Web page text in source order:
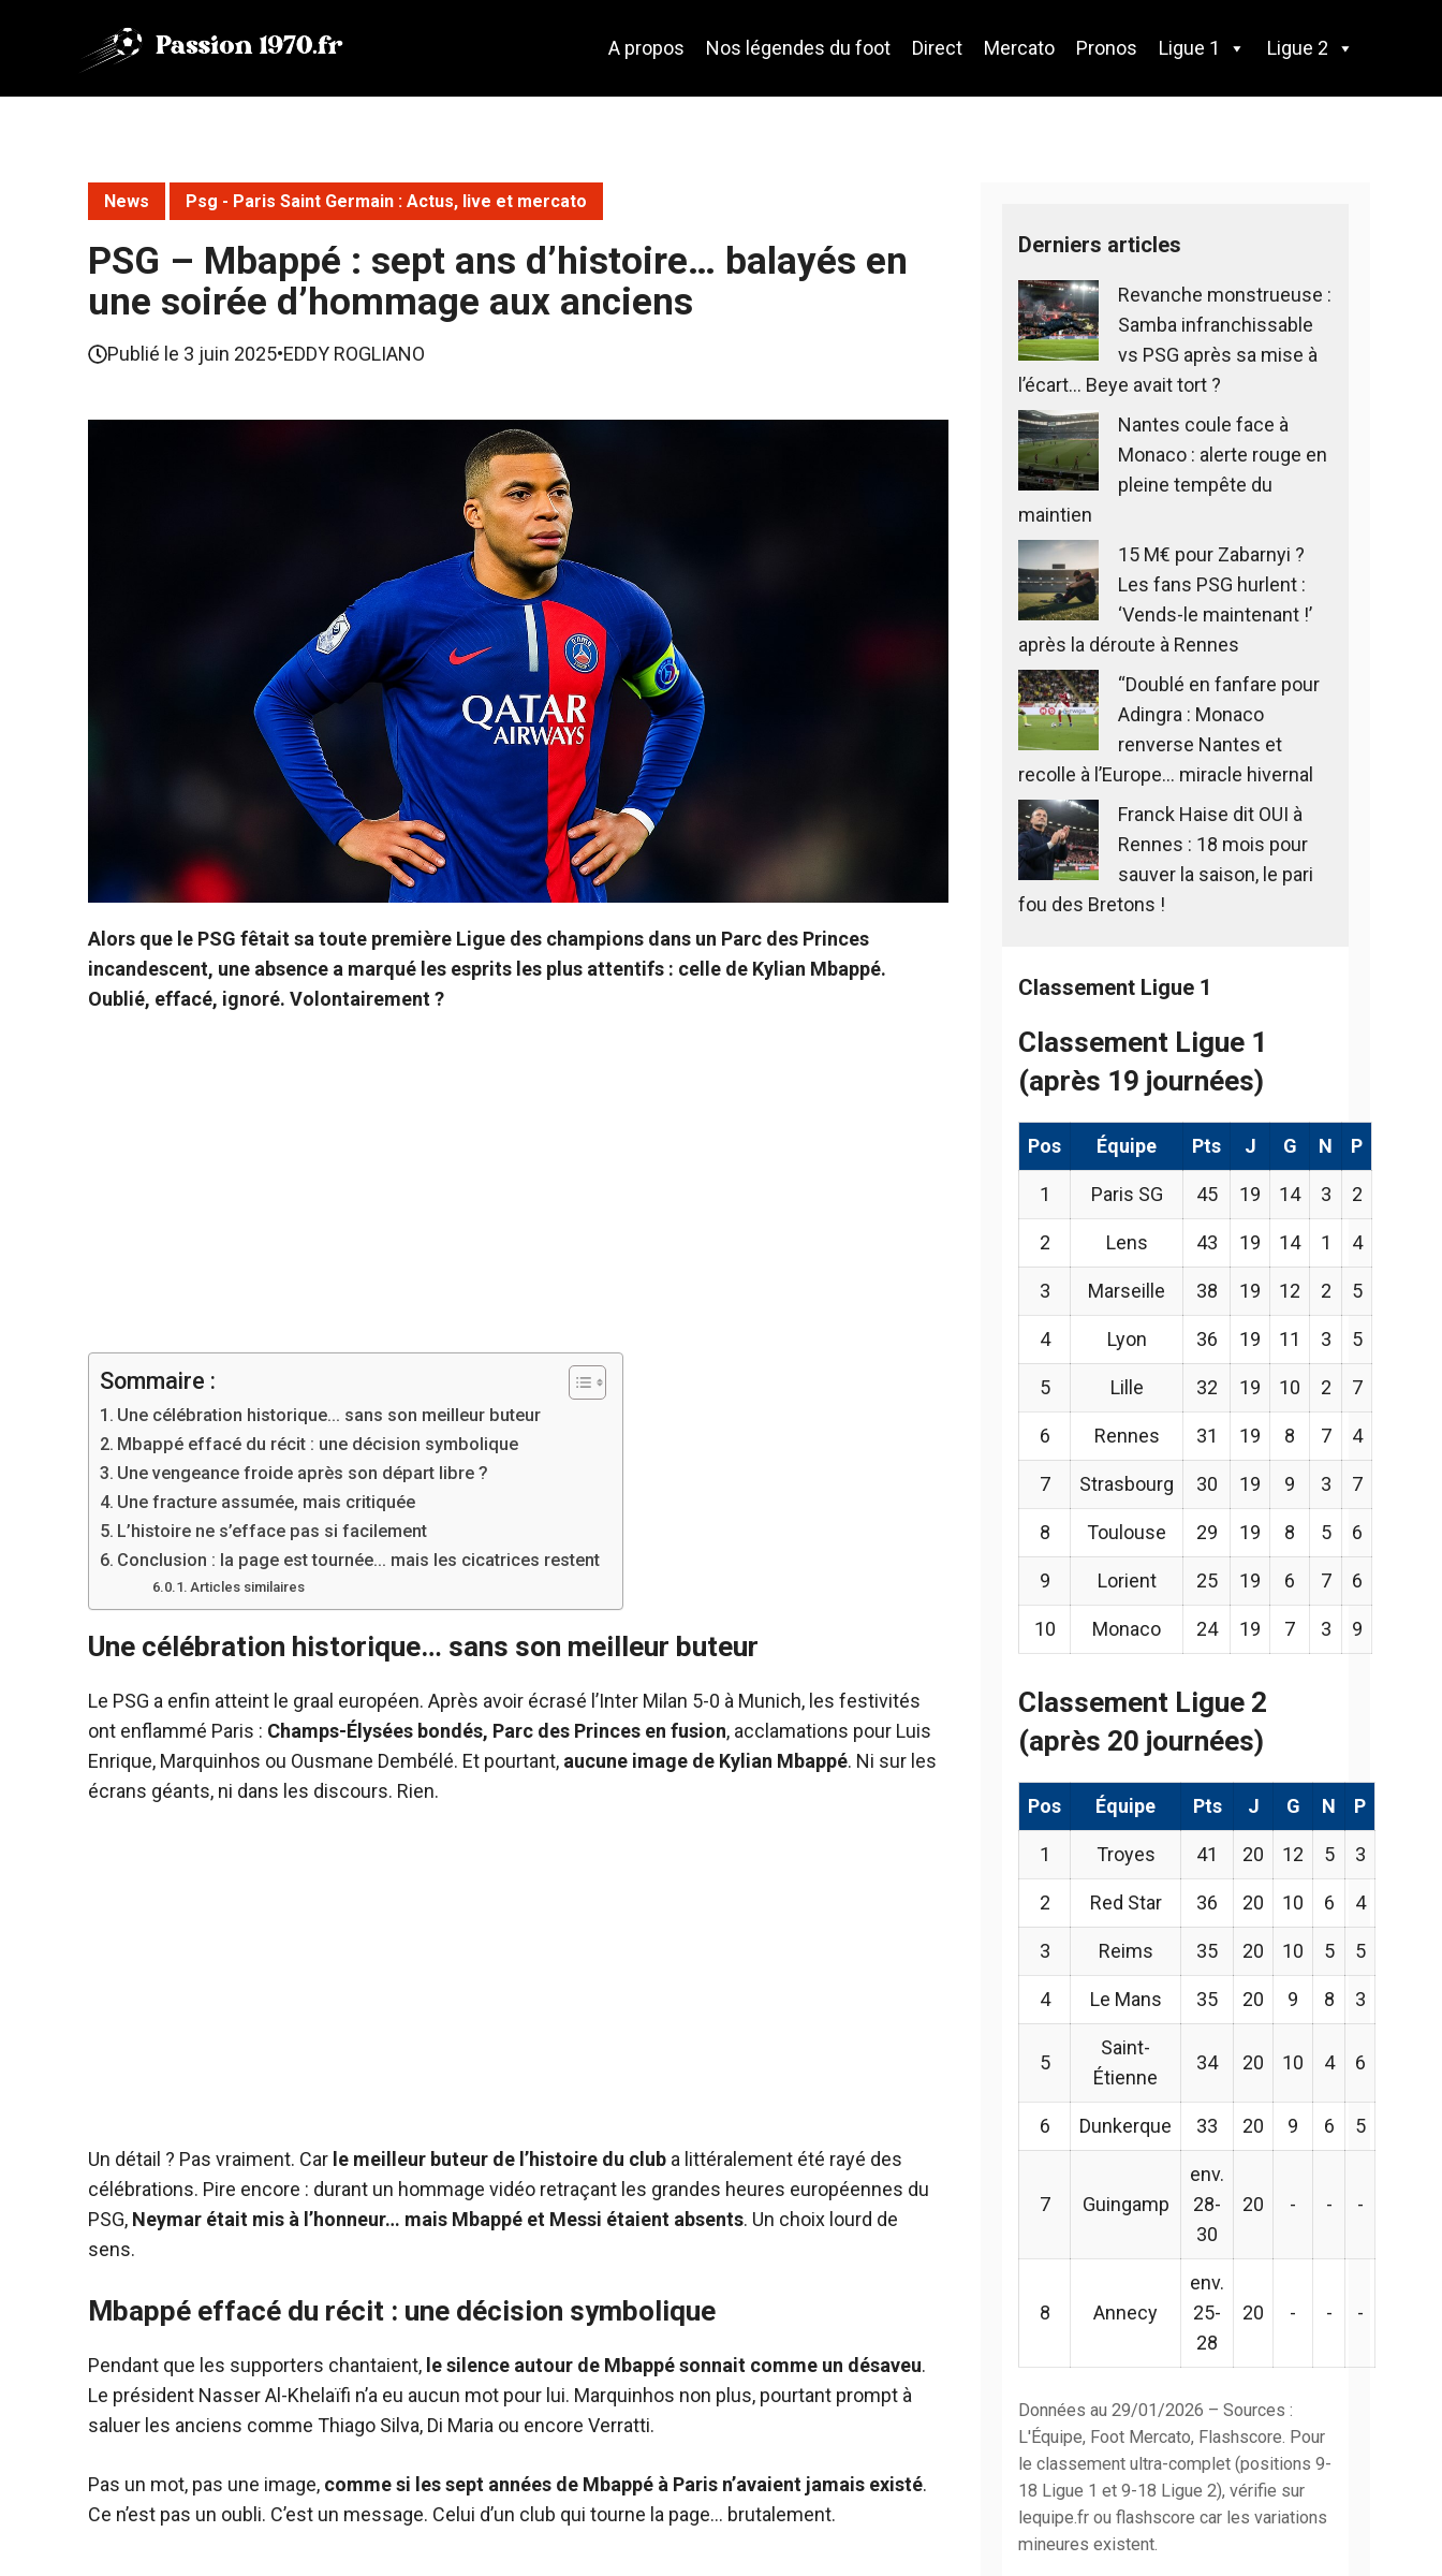
A propos Nos légendes du foot Direct Mercato Pronos Ligue 1 Ligue 2
News Psg - Paris Saint Germain : Actus, live et mercato
PSG – Mbappé : sept ans d’histoire… balayés en
une soirée d’hommage aux anciens
Publié le 3 juin 2025•EDDY ROGLIANO
Alors que le PSG fêtait sa toute première Ligue des champions dans un Parc des Princes
incandescent, une absence a marqué les esprits les plus attentifs : celle de Kylian Mbappé.
Oublié, effacé, ignoré. Volontairement ?
Sommaire :
Une célébration historique… sans son meilleur buteur
Mbappé effacé du récit : une décision symbolique
Une vengeance froide après son départ libre ?
Une fracture assumée, mais critiquée
L’histoire ne s’efface pas si facilement
Conclusion : la page est tournée… mais les cicatrices restent
Articles similaires
Une célébration historique… sans son meilleur buteur
Le PSG a enfin atteint le graal européen. Après avoir écrasé l’Inter Milan 5-0 à Munich, les festivités
ont enflammé Paris : Champs-Élysées bondés, Parc des Princes en fusion, acclamations pour Luis
Enrique, Marquinhos ou Ousmane Dembélé. Et pourtant, aucune image de Kylian Mbappé. Ni sur les
écrans géants, ni dans les discours. Rien.
Un détail ? Pas vraiment. Car le meilleur buteur de l’histoire du club a littéralement été rayé des
célébrations. Pire encore : durant un hommage vidéo retraçant les grandes heures européennes du
PSG, Neymar était mis à l’honneur… mais Mbappé et Messi étaient absents. Un choix lourd de
sens.
Mbappé effacé du récit : une décision symbolique
Pendant que les supporters chantaient, le silence autour de Mbappé sonnait comme un désaveu.
Le président Nasser Al-Khelaïfi n’a eu aucun mot pour lui. Marquinhos non plus, pourtant prompt à
saluer les anciens comme Thiago Silva, Di Maria ou encore Verratti.
Pas un mot, pas une image, comme si les sept années de Mbappé à Paris n’avaient jamais existé.
Ce n’est pas un oubli. C’est un message. Celui d’un club qui tourne la page… brutalement.
Derniers articles
Revanche monstrueuse :
Samba infranchissable
vs PSG après sa mise à
l’écart… Beye avait tort ?
Nantes coule face à
Monaco : alerte rouge en
pleine tempête du
maintien
15 M€ pour Zabarnyi ?
Les fans PSG hurlent :
‘Vends-le maintenant !’
après la déroute à Rennes
“Doublé en fanfare pour
Adingra : Monaco
renverse Nantes et
recolle à l’Europe… miracle hivernal
Franck Haise dit OUI à
Rennes : 18 mois pour
sauver la saison, le pari
fou des Bretons !
Classement Ligue 1
Classement Ligue 1
(après 19 journées)
Pos Équipe Pts J G N P
1 Paris SG 45 19 14 3 2
2 Lens 43 19 14 1 4
3 Marseille 38 19 12 2 5
4 Lyon 36 19 11 3 5
5 Lille 32 19 10 2 7
6 Rennes 31 19 8 7 4
7 Strasbourg 30 19 9 3 7
8 Toulouse 29 19 8 5 6
9 Lorient 25 19 6 7 6
10 Monaco 24 19 7 3 9
Classement Ligue 2
(après 20 journées)
Pos Équipe Pts J G N P
1 Troyes 41 20 12 5 3
2 Red Star 36 20 10 6 4
3 Reims 35 20 10 5 5
4 Le Mans 35 20 9 8 3
5
Saint-
Étienne
34 20 10 4 6
6 Dunkerque 33 20 9 6 5
7 Guingamp
env.
28-
30
20 - - -
8 Annecy
env.
25-
28
20 - - -
Données au 29/01/2026 – Sources :
L'Équipe, Foot Mercato, Flashscore. Pour
le classement ultra-complet (positions 9-
18 Ligue 1 et 9-18 Ligue 2), vérifie sur
lequipe.fr ou flashscore car les variations
mineures existent.